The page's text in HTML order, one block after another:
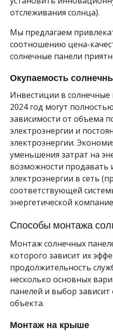
отслеживания солнца).
Мы предлагаем
соотношению цена-
солнечные панели
Окупаемость
Инвестиции в солнечные
2024 год могут
зависимости от объема
электроэнергии и
электроэнергии.
уменьшения затрат на
возможности
электроэнергии в сеть
соответствующей
энергетической
Способы монтажа
Монтаж солнечных
которого зависит их
продолжительность
несколько основных
панелей и выбор
объекта.
Монтаж на крыше